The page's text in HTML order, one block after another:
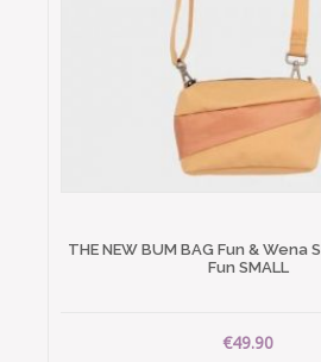
THE NEW BUM BAG Fun & Wena
Fun SMALL
€49.90